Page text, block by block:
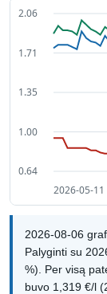
2026-08-06
Palyginti su
%). Per visą
buvo 1,319 €/l